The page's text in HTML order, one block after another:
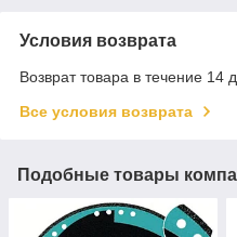
Условия возврата
Возврат товара в течение 14
Все условия возврата
Подобные товары